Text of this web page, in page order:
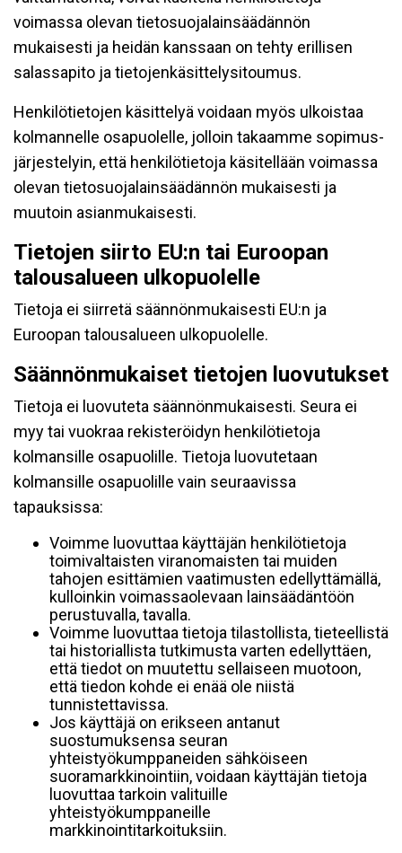
voimassa olevan tietosuojalainsäädännön
mukaisesti ja heidän kanssaan on tehty erillisen
salassapito ja tietojenkäsittelysitoumus.
Henkilötietojen käsittelyä voidaan myös ulkoistaa
kolmannelle osapuolelle, jolloin takaamme sopimus-
järjestelyin, että henkilötietoja käsitellään voimassa
olevan tietosuojalainsäädännön mukaisesti ja
muutoin asianmukaisesti.
Tietojen siirto EU:n tai Euroopan
talousalueen ulkopuolelle
Tietoja ei siirretä säännönmukaisesti EU:n ja
Euroopan talousalueen ulkopuolelle.
Säännönmukaiset tietojen luovutukset
Tietoja ei luovuteta säännönmukaisesti. Seura ei
myy tai vuokraa rekisteröidyn henkilötietoja
kolmansille osapuolille. Tietoja luovutetaan
kolmansille osapuolille vain seuraavissa
tapauksissa:
Voimme luovuttaa käyttäjän henkilötietoja
toimivaltaisten viranomaisten tai muiden
tahojen esittämien vaatimusten edellyttämällä,
kulloinkin voimassaolevaan lainsäädäntöön
perustuvalla, tavalla.
Voimme luovuttaa tietoja tilastollista, tieteellistä
tai historiallista tutkimusta varten edellyttäen,
että tiedot on muutettu sellaiseen muotoon,
että tiedon kohde ei enää ole niistä
tunnistettavissa.
Jos käyttäjä on erikseen antanut
suostumuksensa seuran
yhteistyökumppaneiden sähköiseen
suoramarkkinointiin, voidaan käyttäjän tietoja
luovuttaa tarkoin valituille
yhteistyökumppaneille
markkinointitarkoituksiin.